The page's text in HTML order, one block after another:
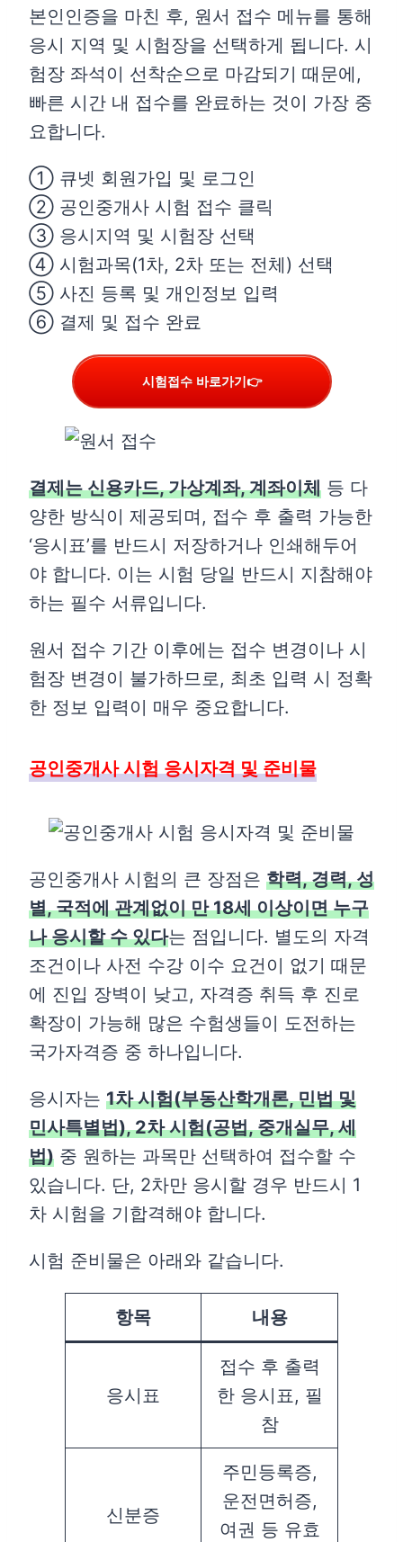
본인인증을 마친 후, 원서 접수 메뉴를 통해
응시 지역 및 시험장을 선택하게 됩니다. 시
험장 좌석이 선착순으로 마감되기 때문에,
빠른 시간 내 접수를 완료하는 것이 가장 중
요합니다.
① 큐넷 회원가입 및 로그인
② 공인중개사 시험 접수 클릭
③ 응시지역 및 시험장 선택
④ 시험과목(1차, 2차 또는 전체) 선택
⑤ 사진 등록 및 개인정보 입력
⑥ 결제 및 접수 완료
시험접수 바로가기👉
결제는 신용카드, 가상계좌, 계좌이체 등 다
양한 방식이 제공되며, 접수 후 출력 가능한
‘응시표’를 반드시 저장하거나 인쇄해두어
야 합니다. 이는 시험 당일 반드시 지참해야
하는 필수 서류입니다.
원서 접수 기간 이후에는 접수 변경이나 시
험장 변경이 불가하므로, 최초 입력 시 정확
한 정보 입력이 매우 중요합니다.
공인중개사 시험 응시자격 및 준비물
공인중개사 시험의 큰 장점은 학력, 경력, 성
별, 국적에 관계없이 만 18세 이상이면 누구
나 응시할 수 있다는 점입니다. 별도의 자격
조건이나 사전 수강 이수 요건이 없기 때문
에 진입 장벽이 낮고, 자격증 취득 후 진로
확장이 가능해 많은 수험생들이 도전하는
국가자격증 중 하나입니다.
응시자는 1차 시험(부동산학개론, 민법 및
민사특별법), 2차 시험(공법, 중개실무, 세
법) 중 원하는 과목만 선택하여 접수할 수
있습니다. 단, 2차만 응시할 경우 반드시 1
차 시험을 기합격해야 합니다.
시험 준비물은 아래와 같습니다.
항목 내용
응시표
접수 후 출력
한 응시표, 필
참
신분증
주민등록증,
운전면허증,
여권 등 유효